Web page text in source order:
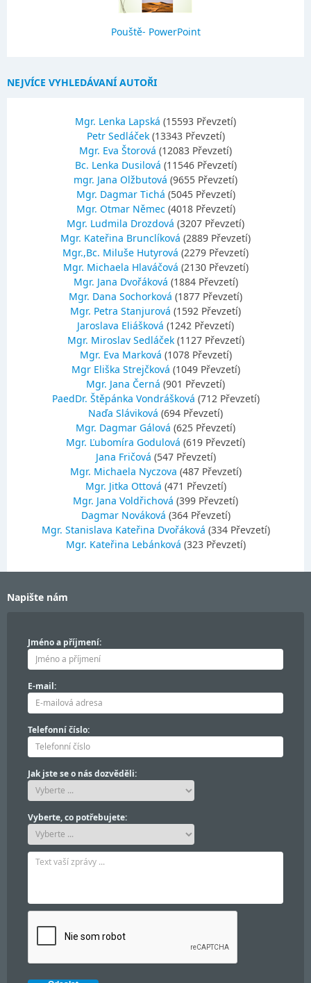
Pouště- PowerPoint
NEJVÍCE VYHLEDÁVANÍ AUTOŘI
Mgr. Lenka Lapská (15593 Převzetí)
Petr Sedláček (13343 Převzetí)
Mgr. Eva Štorová (12083 Převzetí)
Bc. Lenka Dusilová (11546 Převzetí)
mgr. Jana Olžbutová (9655 Převzetí)
Mgr. Dagmar Tichá (5045 Převzetí)
Mgr. Otmar Němec (4018 Převzetí)
Mgr. Ludmila Drozdová (3207 Převzetí)
Mgr. Kateřina Brunclíková (2889 Převzetí)
Mgr.,Bc. Miluše Hutyrová (2279 Převzetí)
Mgr. Michaela Hlaváčová (2130 Převzetí)
Mgr. Jana Dvořáková (1884 Převzetí)
Mgr. Dana Sochorková (1877 Převzetí)
Mgr. Petra Stanjurová (1592 Převzetí)
Jaroslava Eliášková (1242 Převzetí)
Mgr. Miroslav Sedláček (1127 Převzetí)
Mgr. Eva Marková (1078 Převzetí)
Mgr Eliška Strejčková (1049 Převzetí)
Mgr. Jana Černá (901 Převzetí)
PaedDr. Štěpánka Vondrášková (712 Převzetí)
Naďa Sláviková (694 Převzetí)
Mgr. Dagmar Gálová (625 Převzetí)
Mgr. Ľubomíra Godulová (619 Převzetí)
Jana Fričová (547 Převzetí)
Mgr. Michaela Nyczova (487 Převzetí)
Mgr. Jitka Ottová (471 Převzetí)
Mgr. Jana Voldřichová (399 Převzetí)
Dagmar Nováková (364 Převzetí)
Mgr. Stanislava Kateřina Dvořáková (334 Převzetí)
Mgr. Kateřina Lebánková (323 Převzetí)
Napište nám
Jméno a příjmení:
E-mail:
Telefonní číslo:
Jak jste se o nás dozvěděli:
Vyberte, co potřebujete: